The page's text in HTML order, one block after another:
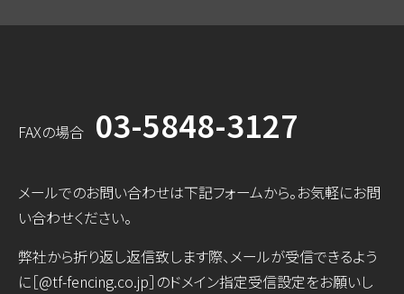
プライスリスト
FAXの場合 03-5848-3127
メールでのお問い合わせは下記フォームから。お気軽にお問
い合わせください。
弊社から折り返し返信致します際、メールが受信できるよう
に［@tf-fencing.co.jp］のドメイン指定受信設定をお願いし